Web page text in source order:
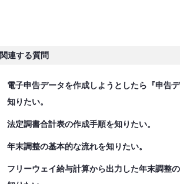
関連する質問
電子申告データを作成しようとしたら『申告
知りたい。
法定調書合計表の作成手順を知りたい。
年末調整の基本的な流れを知りたい。
フリーウェイ給与計算から出力した年末調整